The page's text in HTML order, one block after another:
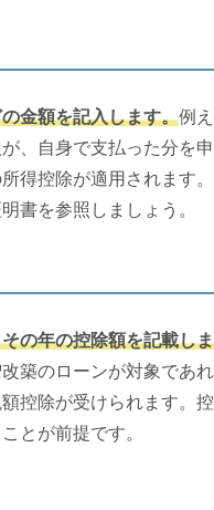
金額を記入します。例え
、自身で支払った分を申
得控除が適用されます。
書を参照しましょう。
の年の控除額を記載しま
築のローンが対象であれ
控除が受けられます。控
とが前提です。